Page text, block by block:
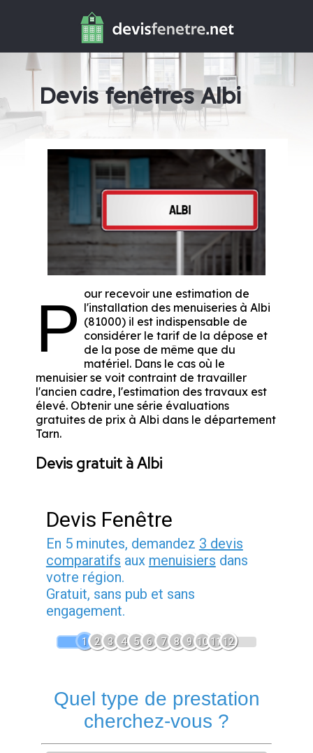
Devis fenêtres Albi
P our recevoir une estimation de
l'installation des menuiseries à Albi
(81000) il est indispensable de
considérer le tarif de la dépose et
de la pose de même que du
matériel. Dans le cas où le
menuisier se voit contraint de travailler
l'ancien cadre, l'estimation des travaux est
élevé. Obtenir une série évaluations
gratuites de prix à Albi dans le département
Tarn.
Devis gratuit à Albi
Devis Fenêtre
En 5 minutes, demandez 3 devis
comparatifs aux menuisiers dans
votre région.
Gratuit, sans pub et sans
engagement.
1 2 3 4 5 6 7 8 9 1011 12
Quel type de prestation
cherchez-vous ?